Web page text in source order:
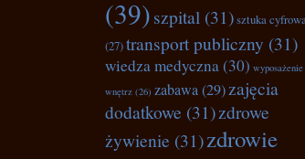
(39)szpital (31)sztuka
(27)transport publiczny (31)
wiedza medyczna(30) wyposażenie
wnętrz (26) zabawa(29)zajęcia
dodatkowe (31)zdrowe
żywienie (31)zdrowie